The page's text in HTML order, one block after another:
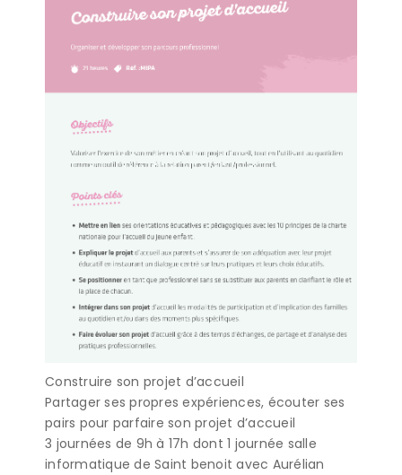
Construire son projet d’accueil
Partager ses propres expériences, écouter ses
pairs pour parfaire son projet d’accueil
3 journées de 9h à 17h dont 1 journée salle
informatique de Saint benoit avec Aurélian